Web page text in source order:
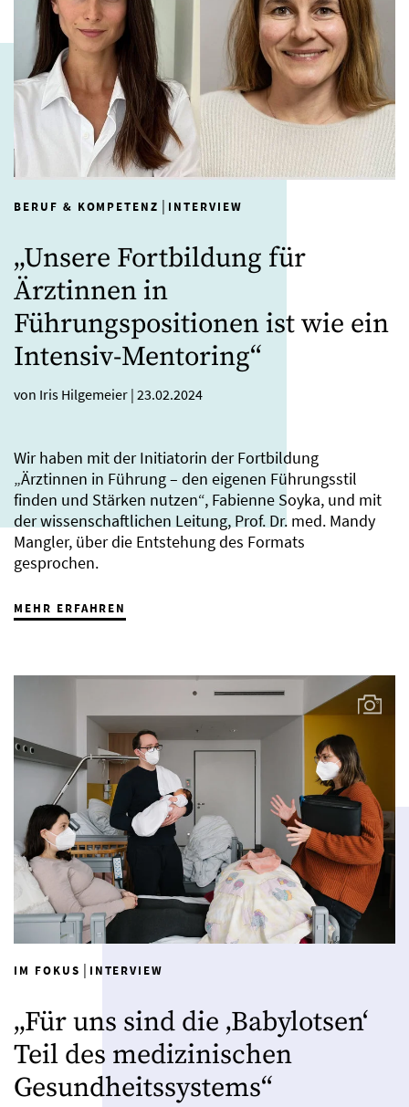
BERUF & KOMPETENZ | INTERVIEW
„Unsere Fortbildung für
Ärztinnen in
Führungspositionen ist wie ein
Intensiv-Mentoring“
von Iris Hilgemeier | 23.02.2024
Wir haben mit der Initiatorin der Fortbildung
„Ärztinnen in Führung – den eigenen Führungsstil
finden und Stärken nutzen“, Fabienne Soyka, und mit
der wissenschaftlichen Leitung, Prof. Dr. med. Mandy
Mangler, über die Entstehung des Formats
gesprochen.
MEHR ERFAHREN
IM FOKUS | INTERVIEW
„Für uns sind die ‚Babylotsen‘
Teil des medizinischen
Gesundheitssystems“